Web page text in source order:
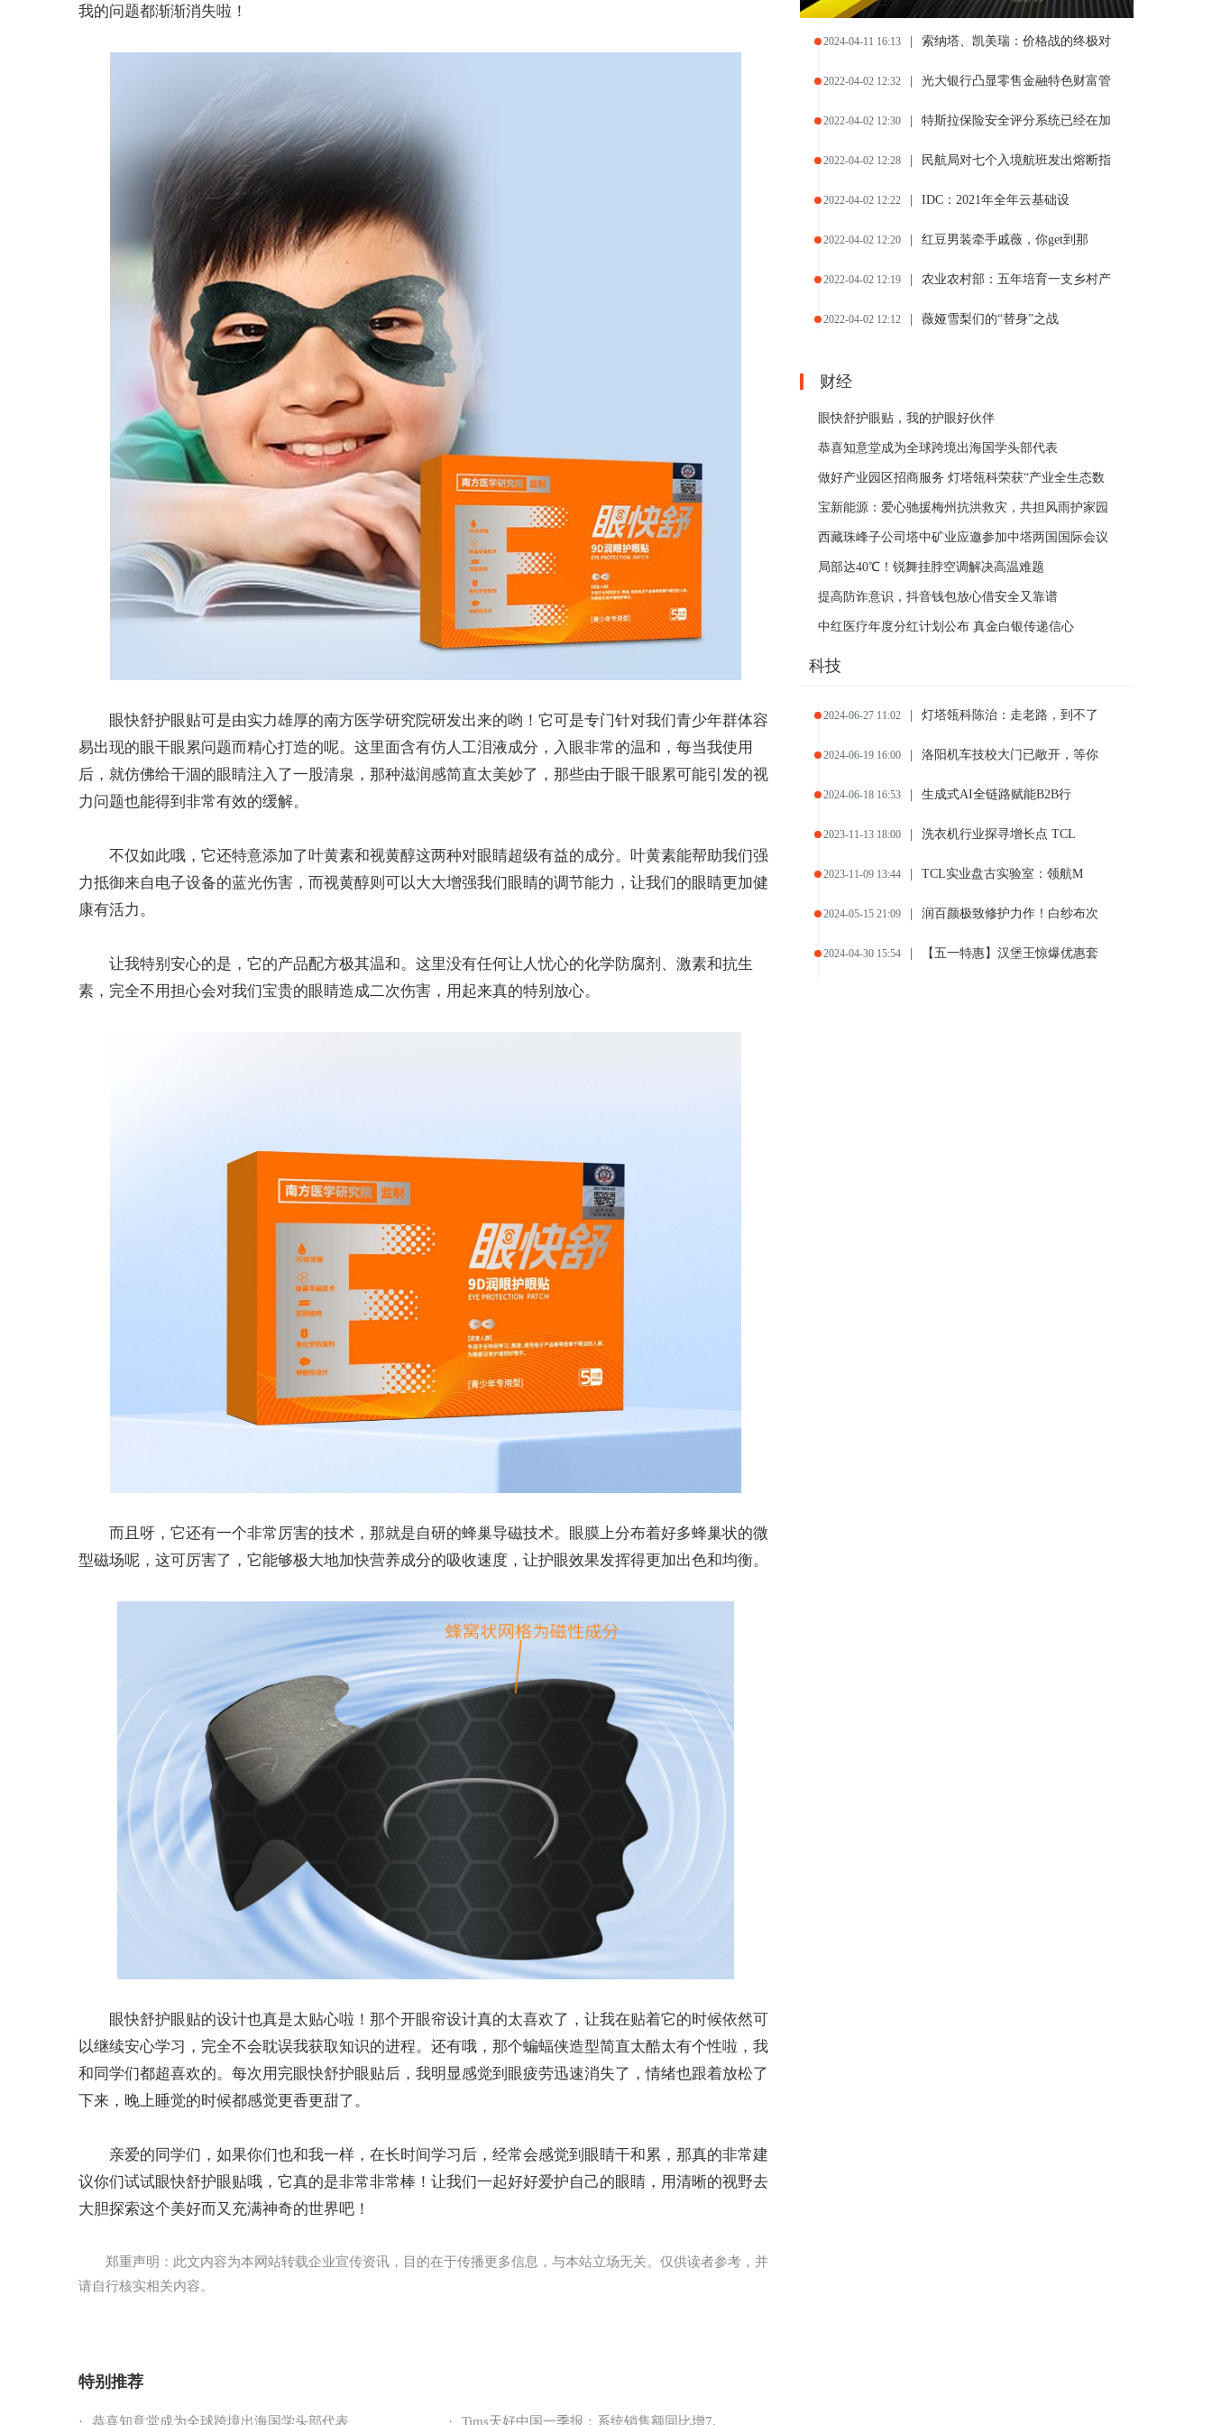
我的问题都渐渐消失啦！
眼快舒护眼贴可是由实力雄厚的南方医学研究院研发出来的哟！它可是专门针对我们青少年群体容
易出现的眼干眼累问题而精心打造的呢。这里面含有仿人工泪液成分，入眼非常的温和，每当我使用
后，就仿佛给干涸的眼睛注入了一股清泉，那种滋润感简直太美妙了，那些由于眼干眼累可能引发的视
力问题也能得到非常有效的缓解。
不仅如此哦，它还特意添加了叶黄素和视黄醇这两种对眼睛超级有益的成分。叶黄素能帮助我们强
力抵御来自电子设备的蓝光伤害，而视黄醇则可以大大增强我们眼睛的调节能力，让我们的眼睛更加健
康有活力。
让我特别安心的是，它的产品配方极其温和。这里没有任何让人忧心的化学防腐剂、激素和抗生
素，完全不用担心会对我们宝贵的眼睛造成二次伤害，用起来真的特别放心。
而且呀，它还有一个非常厉害的技术，那就是自研的蜂巢导磁技术。眼膜上分布着好多蜂巢状的微
型磁场呢，这可厉害了，它能够极大地加快营养成分的吸收速度，让护眼效果发挥得更加出色和均衡。
眼快舒护眼贴的设计也真是太贴心啦！那个开眼帘设计真的太喜欢了，让我在贴着它的时候依然可
以继续安心学习，完全不会耽误我获取知识的进程。还有哦，那个蝙蝠侠造型简直太酷太有个性啦，我
和同学们都超喜欢的。每次用完眼快舒护眼贴后，我明显感觉到眼疲劳迅速消失了，情绪也跟着放松了
下来，晚上睡觉的时候都感觉更香更甜了。
亲爱的同学们，如果你们也和我一样，在长时间学习后，经常会感觉到眼睛干和累，那真的非常建
议你们试试眼快舒护眼贴哦，它真的是非常非常棒！让我们一起好好爱护自己的眼睛，用清晰的视野去
大胆探索这个美好而又充满神奇的世界吧！
郑重声明：此文内容为本网站转载企业宣传资讯，目的在于传播更多信息，与本站立场无关。仅供读者参考，并
请自行核实相关内容。
特别推荐
· 恭喜知意堂成为全球跨境出海国学头部代表 · Tims天好中国一季报：系统销售额同比增7.
2024-04-11 16:13 索纳塔、凯美瑞：价格战的终极对
2022-04-02 12:32 光大银行凸显零售金融特色财富管
2022-04-02 12:30 特斯拉保险安全评分系统已经在加
2022-04-02 12:28 民航局对七个入境航班发出熔断指
2022-04-02 12:22 IDC：2021年全年云基础设
2022-04-02 12:20 红豆男装牵手戚薇，你get到那
2022-04-02 12:19 农业农村部：五年培育一支乡村产
2022-04-02 12:12 薇娅雪梨们的“替身”之战
财经
眼快舒护眼贴，我的护眼好伙伴
恭喜知意堂成为全球跨境出海国学头部代表
做好产业园区招商服务 灯塔瓴科荣获“产业全生态数
宝新能源：爱心驰援梅州抗洪救灾，共担风雨护家园
西藏珠峰子公司塔中矿业应邀参加中塔两国国际会议
局部达40℃！锐舞挂脖空调解决高温难题
提高防诈意识，抖音钱包放心借安全又靠谱
中红医疗年度分红计划公布 真金白银传递信心
科技
2024-06-27 11:02 灯塔瓴科陈治：走老路，到不了
2024-06-19 16:00 洛阳机车技校大门已敞开，等你
2024-06-18 16:53 生成式AI全链路赋能B2B行
2023-11-13 18:00 洗衣机行业探寻增长点 TCL
2023-11-09 13:44 TCL实业盘古实验室：领航M
2024-05-15 21:09 润百颜极致修护力作！白纱布次
2024-04-30 15:54 【五一特惠】汉堡王惊爆优惠套